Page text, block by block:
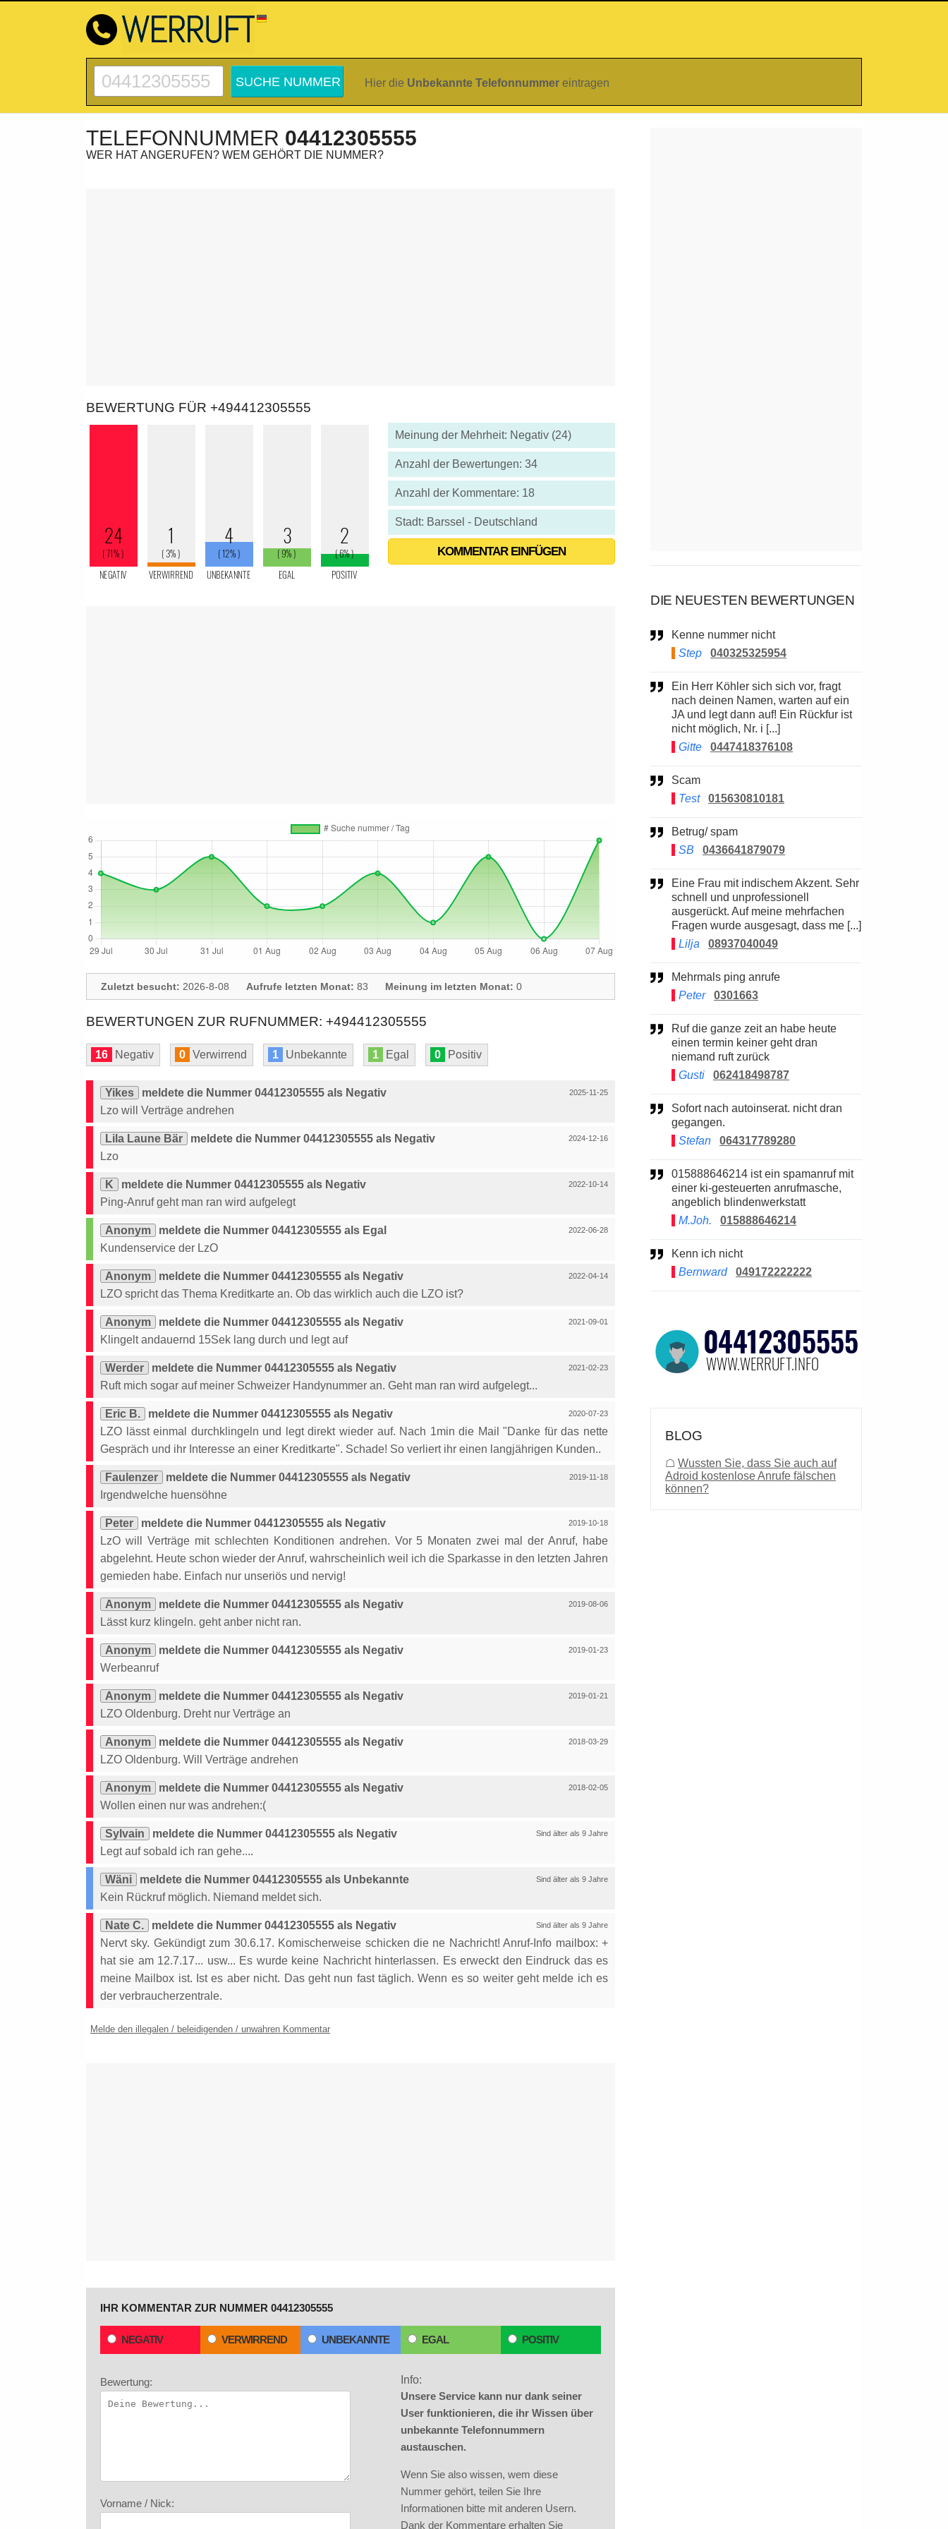
Hier die Unbekannte Telefonnummer eintragen
TELEFONNUMMER 04412305555
WER HAT ANGERUFEN? WEM GEHÖRT DIE NUMMER?
BEWERTUNG FÜR +494412305555
Meinung der Mehrheit: Negativ (24)
Anzahl der Bewertungen: 34
Anzahl der Kommentare: 18
Stadt: Barssel - Deutschland
KOMMENTAR EINFÜGEN
Zuletzt besucht: 2026-8-08 Aufrufe letzten Monat: 83 Meinung im letzten Monat: 0
BEWERTUNGEN ZUR RUFNUMMER: +494412305555
16 Negativ 0 Verwirrend 1 Unbekannte 1 Egal 0 Positiv
2025-11-25
Yikes
meldete die Nummer 04412305555 als Negativ
Lzo will Verträge andrehen
2024-12-16
Lila Laune Bär
meldete die Nummer 04412305555 als Negativ
Lzo
2022-10-14
K
meldete die Nummer 04412305555 als Negativ
Ping-Anruf geht man ran wird aufgelegt
2022-06-28
Anonym
meldete die Nummer 04412305555 als Egal
Kundenservice der LzO
2022-04-14
Anonym
meldete die Nummer 04412305555 als Negativ
LZO spricht das Thema Kreditkarte an. Ob das wirklich auch die LZO ist?
2021-09-01
Anonym
meldete die Nummer 04412305555 als Negativ
Klingelt andauernd 15Sek lang durch und legt auf
2021-02-23
Werder
meldete die Nummer 04412305555 als Negativ
Ruft mich sogar auf meiner Schweizer Handynummer an. Geht man ran wird aufgelegt...
2020-07-23
Eric B.
meldete die Nummer 04412305555 als Negativ
LZO lässt einmal durchklingeln und legt direkt wieder auf. Nach 1min die Mail "Danke für das nette
Gespräch und ihr Interesse an einer Kreditkarte". Schade! So verliert ihr einen langjährigen Kunden..
2019-11-18
Faulenzer
meldete die Nummer 04412305555 als Negativ
Irgendwelche huensöhne
2019-10-18
Peter
meldete die Nummer 04412305555 als Negativ
LzO will Verträge mit schlechten Konditionen andrehen. Vor 5 Monaten zwei mal der Anruf, habe
abgelehnt. Heute schon wieder der Anruf, wahrscheinlich weil ich die Sparkasse in den letzten Jahren
gemieden habe. Einfach nur unseriös und nervig!
2019-08-06
Anonym
meldete die Nummer 04412305555 als Negativ
Lässt kurz klingeln. geht anber nicht ran.
2019-01-23
Anonym
meldete die Nummer 04412305555 als Negativ
Werbeanruf
2019-01-21
Anonym
meldete die Nummer 04412305555 als Negativ
LZO Oldenburg. Dreht nur Verträge an
2018-03-29
Anonym
meldete die Nummer 04412305555 als Negativ
LZO Oldenburg. Will Verträge andrehen
2018-02-05
Anonym
meldete die Nummer 04412305555 als Negativ
Wollen einen nur was andrehen:(
Sind älter als 9 Jahre
Sylvain
meldete die Nummer 04412305555 als Negativ
Legt auf sobald ich ran gehe....
Sind älter als 9 Jahre
Wäni
meldete die Nummer 04412305555 als Unbekannte
Kein Rückruf möglich. Niemand meldet sich.
Sind älter als 9 Jahre
Nate C.
meldete die Nummer 04412305555 als Negativ
Nervt sky. Gekündigt zum 30.6.17. Komischerweise schicken die ne Nachricht! Anruf-Info mailbox: +
hat sie am 12.7.17... usw... Es wurde keine Nachricht hinterlassen. Es erweckt den Eindruck das es
meine Mailbox ist. Ist es aber nicht. Das geht nun fast täglich. Wenn es so weiter geht melde ich es
der verbraucherzentrale.
Melde den illegalen / beleidigenden / unwahren Kommentar
IHR KOMMENTAR ZUR NUMMER 04412305555
NEGATIV VERWIRREND UNBEKANNTE EGAL POSITIV
Bewertung:
Vorname / Nick:
Info:
Unsere Service kann nur dank seiner
User funktionieren, die ihr Wissen über
unbekannte Telefonnummern
austauschen.
Wenn Sie also wissen, wem diese
Nummer gehört, teilen Sie Ihre
Informationen bitte mit anderen Usern.
Dank der Kommentare erhalten Sie
DIE NEUESTEN BEWERTUNGEN
Kenne nummer nicht
Step
040325325954
Ein Herr Köhler sich sich vor, fragt
nach deinen Namen, warten auf ein
JA und legt dann auf! Ein Rückfur ist
nicht möglich, Nr. i [...]
Gitte
0447418376108
Scam
Test
015630810181
Betrug/ spam
SB
0436641879079
Eine Frau mit indischem Akzent. Sehr
schnell und unprofessionell
ausgerückt. Auf meine mehrfachen
Fragen wurde ausgesagt, dass me [...]
Lilja
08937040049
Mehrmals ping anrufe
Peter
0301663
Ruf die ganze zeit an habe heute
einen termin keiner geht dran
niemand ruft zurück
Gusti
062418498787
Sofort nach autoinserat. nicht dran
gegangen.
Stefan
064317789280
015888646214 ist ein spamanruf mit
einer ki-gesteuerten anrufmasche,
angeblich blindenwerkstatt
M.Joh.
015888646214
Kenn ich nicht
Bernward
049172222222
BLOG
☖ Wussten Sie, dass Sie auch auf
Adroid kostenlose Anrufe fälschen
können?